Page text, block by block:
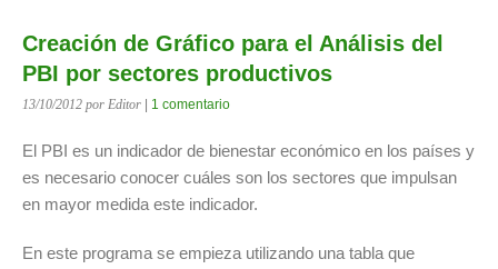
Creación de Gráfico para el Análisis del
PBI por sectores productivos
13/10/2012 por Editor 1 comentario
El PBI es un indicador de bienestar económico en los países y
es necesario conocer cuáles son los sectores que impulsan
en mayor medida este indicador.
En este programa se empieza utilizando una tabla que